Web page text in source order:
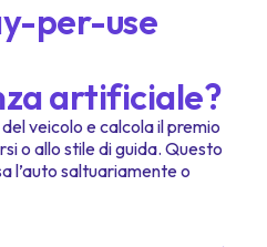
per-use
artificiale?
del veicolo e calcola il premio
o allo stile di guida. Questo
l’auto saltuariamente o